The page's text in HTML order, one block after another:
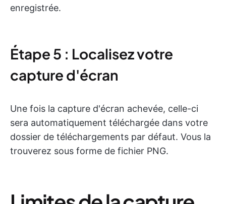
enregistrée.
Étape 5 : Localisez votre
capture d'écran
Une fois la capture d'écran achevée, celle-ci
sera automatiquement téléchargée dans votre
dossier de téléchargements par défaut. Vous la
trouverez sous forme de fichier PNG.